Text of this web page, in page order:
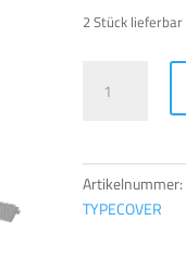
2 Stück lieferbar
TYPE
Menge
Artikelnummer:
TYPECOVER